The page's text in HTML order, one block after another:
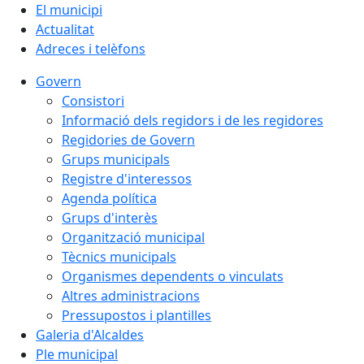
El municipi
Actualitat
Adreces i telèfons
Govern
Consistori
Informació dels regidors i de les regidores
Regidories de Govern
Grups municipals
Registre d'interessos
Agenda política
Grups d'interès
Organització municipal
Tècnics municipals
Organismes dependents o vinculats
Altres administracions
Pressupostos i plantilles
Galeria d'Alcaldes
Ple municipal